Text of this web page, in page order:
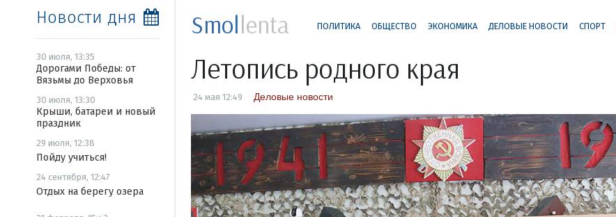
Новости дня
30 июля, 13:35
Дорогами Победы: от
Вязьмы до Верховья
30 июля, 13:30
Крыши, батареи и новый
праздник
29 июля, 12:38
Пойду учиться!
24 сентября, 12:47
Отдых на берегу озера
Smollenta ПОЛИТИКА ОБЩЕСТВО ЭКОНОМИКА ДЕЛОВЫЕ НОВОСТИ СПОРТ
Летопись родного края
24 мая 12:49 Деловые новости